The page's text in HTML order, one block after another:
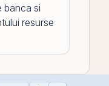
banca si
resurse